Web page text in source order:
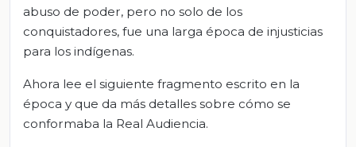
abuso de poder, pero no solo de los
conquistadores, fue una larga época de injusticias
para los indígenas.
Ahora lee el siguiente fragmento escrito en la
época y que da más detalles sobre cómo se
conformaba la Real Audiencia.